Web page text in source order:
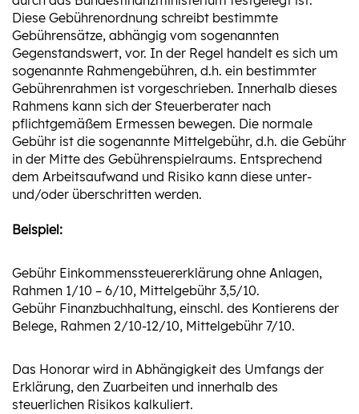
Diese Gebührenordnung schreibt bestimmte
Gebührensätze, abhängig vom sogenannten
Gegenstandswert, vor. In der Regel handelt es sich um
sogenannte Rahmengebühren, d.h. ein bestimmter
Gebührenrahmen ist vorgeschrieben. Innerhalb dieses
Rahmens kann sich der Steuerberater nach
pflichtgemäßem Ermessen bewegen. Die normale
Gebühr ist die sogenannte Mittelgebühr, d.h. die Gebühr
in der Mitte des Gebührenspielraums. Entsprechend
dem Arbeitsaufwand und Risiko kann diese unter-
und/oder überschritten werden.
Beispiel:
Gebühr Einkommenssteuererklärung ohne Anlagen,
Rahmen 1/10 – 6/10, Mittelgebühr 3,5/10.
Gebühr Finanzbuchhaltung, einschl. des Kontierens der
Belege, Rahmen 2/10-12/10, Mittelgebühr 7/10.
Das Honorar wird in Abhängigkeit des Umfangs der
Erklärung, den Zuarbeiten und innerhalb des
steuerlichen Risikos kalkuliert.